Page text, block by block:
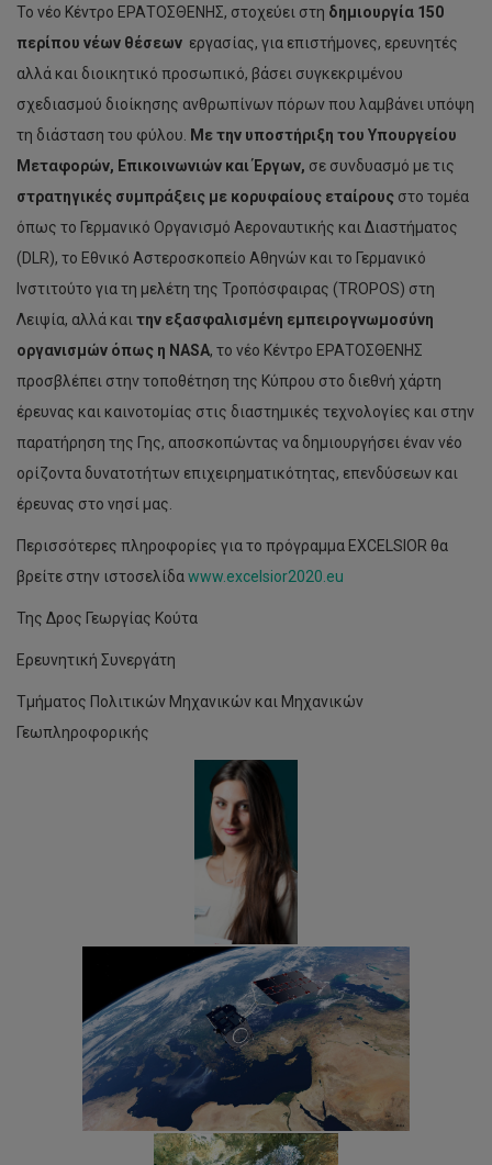
Το νέο Κέντρο ΕΡΑΤΟΣΘΕΝΗΣ, στοχεύει στη δημιουργία 150
περίπου νέων θέσεων εργασίας, για επιστήμονες, ερευνητές
αλλά και διοικητικό προσωπικό, βάσει συγκεκριμένου
σχεδιασμού διοίκησης ανθρωπίνων πόρων που λαμβάνει υπόψη
τη διάσταση του φύλου.
Με την υποστήριξη του Υπουργείου
Μεταφορών, Επικοινωνιών και Έργων, σε συνδυασμό με τις
στρατηγικές συμπράξεις με κορυφαίους εταίρους στο τομέα
όπως το Γερμανικό Οργανισμό Αεροναυτικής και Διαστήματος
(DLR), το Εθνικό Αστεροσκοπείο Αθηνών και το Γερμανικό
Ινστιτούτο για τη μελέτη της Τροπόσφαιρας (TROPOS) στη
Λειψία, αλλά και την εξασφαλισμένη εμπειρογνωμοσύνη
οργανισμών όπως η NASA, το νέο Κέντρο ΕΡΑΤΟΣΘΕΝΗΣ
προσβλέπει στην τοποθέτηση της Κύπρου στο διεθνή χάρτη
έρευνας και καινοτομίας στις διαστημικές τεχνολογίες και στην
παρατήρηση της Γης, αποσκοπώντας να δημιουργήσει έναν νέο
ορίζοντα δυνατοτήτων επιχειρηματικότητας, επενδύσεων και
έρευνας στο νησί μας.
Περισσότερες πληροφορίες για το πρόγραμμα ΕXCELSIOR θα
βρείτε στην ιστοσελίδα www.excelsior2020.eu
Της Δρος Γεωργίας Κούτα
Ερευνητική Συνεργάτη
Τμήματος Πολιτικών Μηχανικών και Μηχανικών
Γεωπληροφορικής